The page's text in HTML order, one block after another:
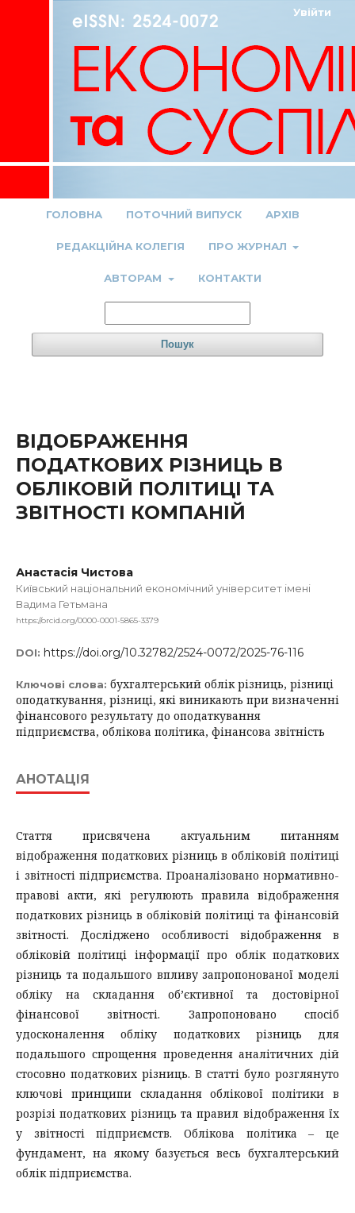
ГОЛОВНА ПОТОЧНИЙ ВИПУСК АРХІВ
РЕДАКЦІЙНА КОЛЕГІЯ ПРО ЖУРНАЛ
АВТОРАМ КОНТАКТИ
Пошук
Увійти
ВІДОБРАЖЕННЯ
ПОДАТКОВИХ РІЗНИЦЬ В
ОБЛІКОВІЙ ПОЛІТИЦІ ТА
ЗВІТНОСТІ КОМПАНІЙ
Анастасія Чистова
Київський національний економічний університет імені
Вадима Гетьмана
https://orcid.org/0000-0001-5865-3379
DOI: https://doi.org/10.32782/2524-0072/2025-76-116
Ключові слова: бухгалтерський облік різниць, різниці
оподаткування, різниці, які виникають при визначенні
фінансового результату до оподаткування
підприємства, облікова політика, фінансова звітність
АНОТАЦІЯ
Стаття присвячена актуальним питанням
відображення податкових різниць в обліковій політиці
і звітності підприємства. Проаналізовано нормативно-
правові акти, які регулюють правила відображення
податкових різниць в обліковій політиці та фінансовій
звітності. Досліджено особливості відображення в
обліковій політиці інформації про облік податкових
різниць та подальшого впливу запропонованої моделі
обліку на складання об’єктивної та достовірної
фінансової звітності. Запропоновано спосіб
удосконалення обліку податкових різниць для
подальшого спрощення проведення аналітичних дій
стосовно податкових різниць. В статті було розглянуто
ключові принципи складання облікової політики в
розрізі податкових різниць та правил відображення їх
у звітності підприємств. Облікова політика – це
фундамент, на якому базується весь бухгалтерський
облік підприємства.